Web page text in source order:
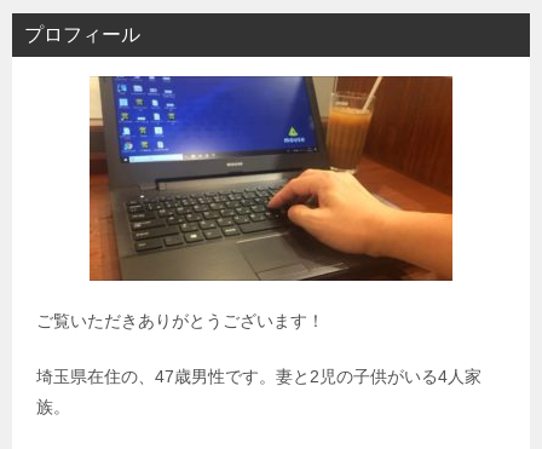
プロフィール
ご覧いただきありがとうございます！
埼玉県在住の、47歳男性です。妻と2児の子供がいる4人家
族。